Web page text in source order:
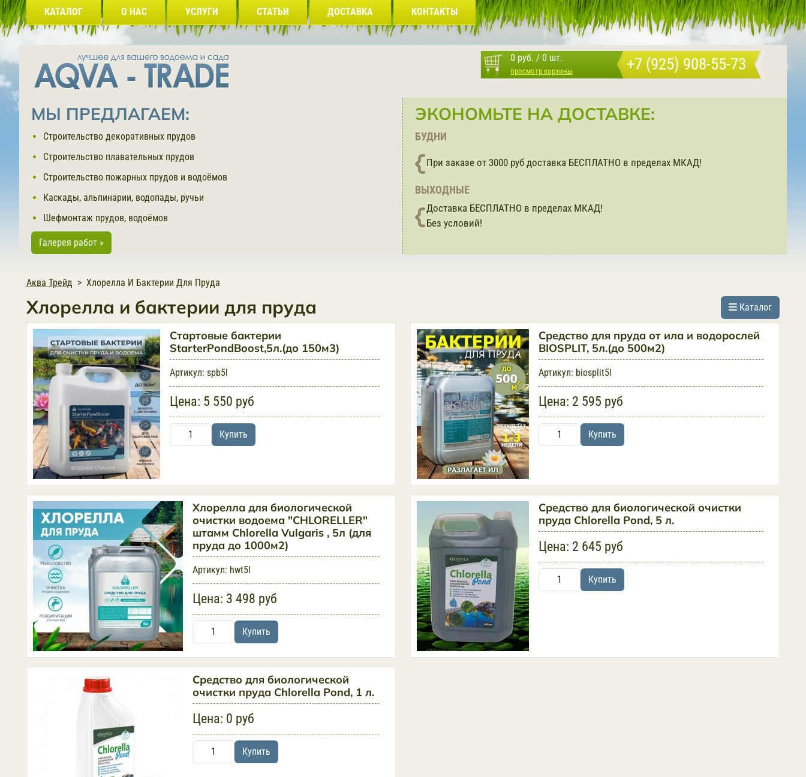
КАТАЛОГ О НАС УСЛУГИ СТАТЬИ ДОСТАВКА КОНТАКТЫ
0 руб. / 0 шт.
просмотр корзины +7 (925) 908-55-73
МЫ ПРЕДЛАГАЕМ:
Строительство декоративных прудов
Строительство плавательных прудов
Строительство пожарных прудов и водоёмов
Каскады, альпинарии, водопады, ручьи
Шефмонтаж прудов, водоёмов
Галерея работ »
ЭКОНОМЬТЕ НА ДОСТАВКЕ:
БУДНИ
При заказе от 3000 руб доставка БЕСПЛАТНО в пределах МКАД!
ВЫХОДНЫЕ
Доставка БЕСПЛАТНО в пределах МКАД!
Без условий!
Аква Трейд Хлорелла И Бактерии Для Пруда
Хлорелла и бактерии для пруда Каталог
Стартовые бактерии
StarterPondBoost,5л.(до 150м3)
Артикул: spb5l
Цена: 5 550 руб
Купить
Средство для пруда от ила и водорослей
BIOSPLIT, 5л.(до 500м2)
Артикул: biosplit5l
Цена: 2 595 руб
Купить
Хлорелла для биологической
очистки водоема "CHLORELLER"
штамм Chlorella Vulgaris , 5л (для
пруда до 1000м2)
Артикул: hwt5l
Цена: 3 498 руб
Купить
Средство для биологической очистки
пруда Chlorella Pond, 5 л.
Цена: 2 645 руб
Купить
Средство для биологической
очистки пруда Chlorella Pond, 1 л.
Цена: 0 руб
Купить